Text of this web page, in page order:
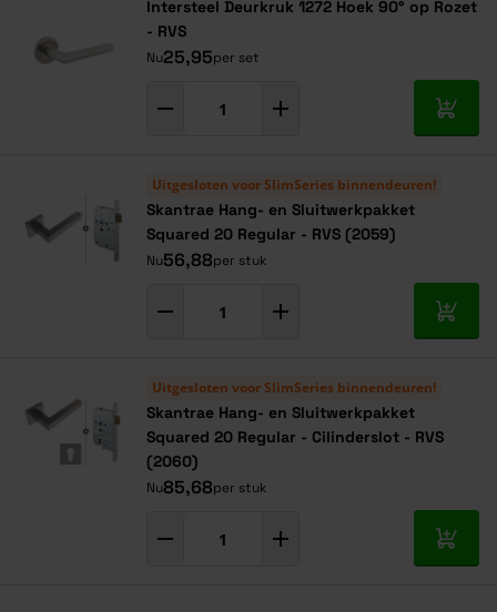
Intersteel Deurkruk 1272 Hoek 90° op Rozet
- RVS
Nu25,95per set
In
Uitgesloten voor SlimSeries binnendeuren!
Skantrae Hang- en Sluitwerkpakket
Squared 20 Regular - RVS (2059)
Nu56,88per stuk
In
Uitgesloten voor SlimSeries binnendeuren!
Skantrae Hang- en Sluitwerkpakket
Squared 20 Regular - Cilinderslot - RVS
(2060)
Nu85,68per stuk
In